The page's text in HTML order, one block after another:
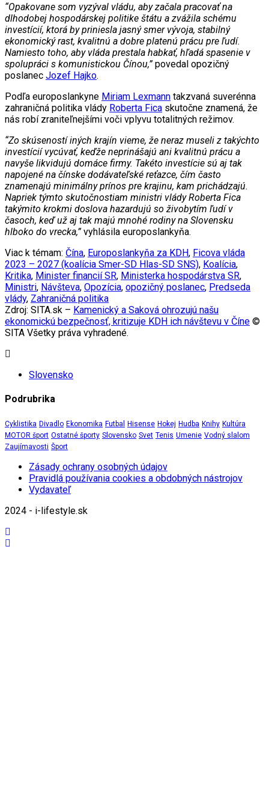
“Opakovane som vyzýval vládu, aby začala pracovať na
dlhodobej hospodárskej politike štátu a zvážila schému
investícií, ktorá by priniesla jasný smer vývoja, stabilný
ekonomický rast, kvalitnú a dobre platenú prácu pre ľudí.
Namiesto toho, aby vláda prestala habkať, hľadá spasenie v
spolupráci s komunistickou Čínou,”povedal opozičný
poslanec Jozef Hajko.
Podľa europoslankyne Miriam Lexmann takzvaná suverénna
zahraničná politika vlády Roberta Fica skutočne znamená, že
nás robí zraniteľnejšími voči vplyvu totalitných režimov.
“Zo skúseností iných krajín vieme, že neraz museli z takýchto
investícií vycúvať, keďže neprinášajú ani kvalitnú prácu a
navyše likvidujú domáce firmy. Takéto investície sú aj tak
napojené na čínske dodávateľské reťazce, čím často
znamenajú minimálny prínos pre krajinu, kam prichádzajú.
Napriek týmto skutočnostiam ministri vlády Roberta Fica
takýmito krokmi doslova hazardujú so živobytím ľudí v
časoch, keď už aj tak majú mnohé rodiny na Slovensku
hlboko do vrecka,”vyhlásila europoslankyňa.
Viac k témam: Čína, Europoslankyňa za KDH, Ficova vláda
2023 – 2027 (koalícia Smer-SD Hlas-SD SNS), Koalícia,
Kritika, Minister financií SR, Ministerka hospodárstva SR,
Ministri, Návšteva, Opozícia, opozičný poslanec, Predseda
vlády, Zahraničná politika
Zdroj: SITA.sk – Kamenický a Saková ohrozujú našu
ekonomickú bezpečnosť, kritizuje KDH ich návštevu v Číne ©
SITA Všetky práva vyhradené.
Slovensko
Podrubrika
Cyklistika Divadlo Ekonomika Futbal Hisense Hokej Hudba Knihy Kultúra
MOTOR šport Ostatné športy Slovensko Svet Tenis Umenie Vodný slalom
Zaujímavosti Šport
Zásady ochrany osobných údajov
Pravidlá používania cookies a obdobných nástrojov
Vydavateľ
2024 - i-lifestyle.sk